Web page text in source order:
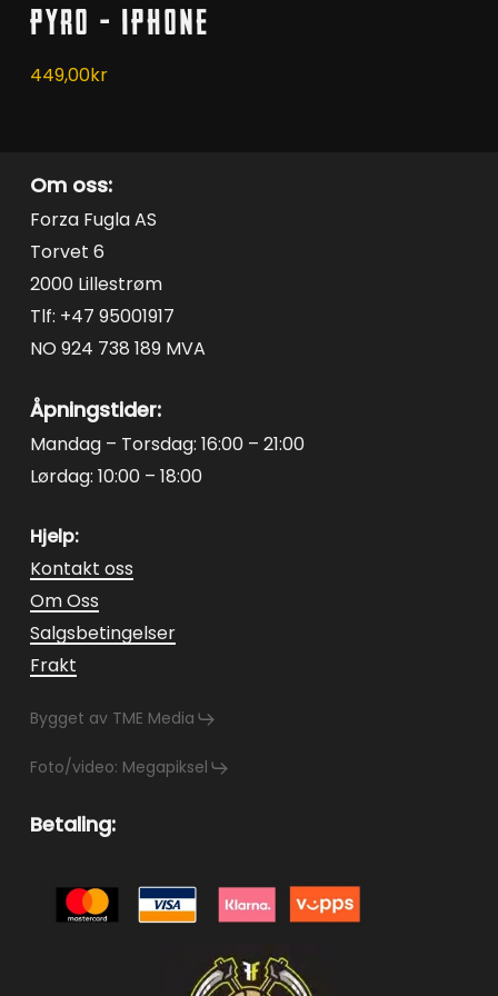
varianter.
produktsiden
Pyro – iPhone
449,00kr
Om oss:
Forza Fugla AS
Torvet 6
2000 Lillestrøm
Tlf: +47 95001917
NO 924 738 189 MVA
Åpningstider:
Mandag – Torsdag: 16:00 – 21:00
Lørdag: 10:00 – 18:00
Hjelp:
Kontakt oss
Om Oss
Salgsbetingelser
Frakt
Bygget av TME Media
Foto/video: Megapiksel
Betaling: